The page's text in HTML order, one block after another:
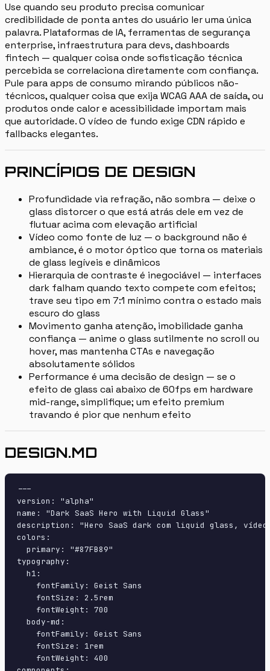
Use quando seu produto precisa comunicar
credibilidade de ponta antes do usuário ler uma única
palavra. Plataformas de IA, ferramentas de segurança
enterprise, infraestrutura para devs, dashboards
fintech — qualquer coisa onde sofisticação técnica
percebida se correlaciona diretamente com confiança.
Pule para apps de consumo mirando públicos não-
técnicos, qualquer coisa que exija WCAG AAA de saída, ou
produtos onde calor e acessibilidade importam mais
que autoridade. O vídeo de fundo exige CDN rápido e
fallbacks elegantes.
PRINCÍPIOS DE DESIGN
Profundidade via refração, não sombra — deixe o
glass distorcer o que está atrás dele em vez de
flutuar acima com elevação artificial
Vídeo como fonte de luz — o background não é
ambiance, é o motor óptico que torna os materiais
de glass legíveis e dinâmicos
Hierarquia de contraste é inegociável — interfaces
dark falham quando texto compete com efeitos;
trave seu tipo em 7:1 mínimo contra o estado mais
escuro do glass
Movimento ganha atenção, imobilidade ganha
confiança — anime o glass sutilmente no scroll ou
hover, mas mantenha CTAs e navegação
absolutamente sólidos
Performance é uma decisão de design — se o
efeito de glass cai abaixo de 60fps em hardware
mid-range, simplifique; um efeito premium
travando é pior que nenhum efeito
DESIGN.MD
---
version: "alpha"
name: "Dark SaaS Hero with Liquid Glass"
description: "Hero SaaS dark com liquid glass,
colors:
  primary: "#87FB89"
typography:
  h1:
    fontFamily: Geist Sans
    fontSize: 2.5rem
    fontWeight: 700
  body-md:
    fontFamily: Geist Sans
    fontSize: 1rem
    fontWeight: 400